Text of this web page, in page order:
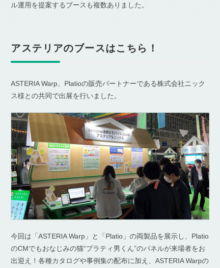
ル運用を提案するブースも複数ありました。
アステリアのブースはこちら！
ASTERIA Warp、Platioの販売パートナーである株式会社ニック
ス様との共同で出展を行いました。
今回は「ASTERIA Warp」と「Platio」の両製品を展示し、Platio
のCMでもおなじみの猫“プラティ男くん”のパネルが来場者をお
出迎え！各種カタログや事例集の配布に加え、ASTERIA Warpの